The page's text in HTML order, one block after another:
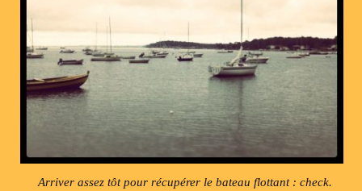
Arriver assez tôt pour récupérer le bateau flottant : check.